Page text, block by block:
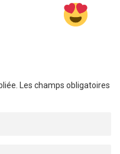
Les champs obligatoires